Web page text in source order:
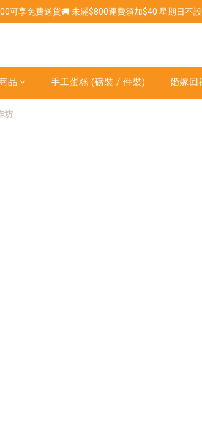
可享免費送貨🚚 未滿$800運費須加$40 星期日不
品 手工蛋糕 (磅裝 / 件裝) 婚嫁回
坊